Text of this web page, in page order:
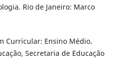
Rio de Janeiro: Marco
Curricular: Ensino Médio.
Secretaria de Educação